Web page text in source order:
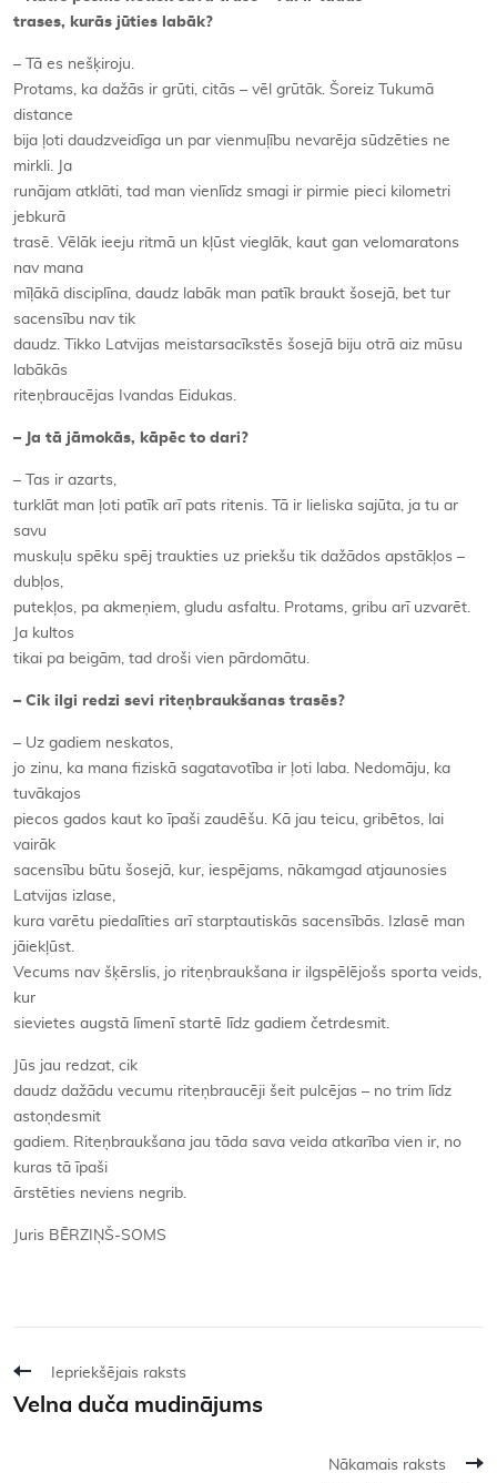
trases, kurās jūties labāk?
– Tā es nešķiroju.
Protams, ka dažās ir grūti, citās – vēl grūtāk. Šoreiz Tukumā
distance
bija ļoti daudzveidīga un par vienmuļību nevarēja sūdzēties ne
mirkli. Ja
runājam atklāti, tad man vienlīdz smagi ir pirmie pieci kilometri
jebkurā
trasē. Vēlāk ieeju ritmā un kļūst vieglāk, kaut gan velomaratons
nav mana
mīļākā disciplīna, daudz labāk man patīk braukt šosejā, bet tur
sacensību nav tik
daudz. Tikko Latvijas meistarsacīkstēs šosejā biju otrā aiz mūsu
labākās
riteņbraucējas Ivandas Eidukas.
– Ja tā jāmokās, kāpēc to dari?
– Tas ir azarts,
turklāt man ļoti patīk arī pats ritenis. Tā ir lieliska sajūta, ja tu ar
savu
muskuļu spēku spēj traukties uz priekšu tik dažādos apstākļos –
dubļos,
putekļos, pa akmeņiem, gludu asfaltu. Protams, gribu arī uzvarēt.
Ja kultos
tikai pa beigām, tad droši vien pārdomātu.
– Cik ilgi redzi sevi riteņbraukšanas trasēs?
– Uz gadiem neskatos,
jo zinu, ka mana fiziskā sagatavotība ir ļoti laba. Nedomāju, ka
tuvākajos
piecos gados kaut ko īpaši zaudēšu. Kā jau teicu, gribētos, lai
vairāk
sacensību būtu šosejā, kur, iespējams, nākamgad atjaunosies
Latvijas izlase,
kura varētu piedalīties arī starptautiskās sacensībās. Izlasē man
jāiekļūst.
Vecums nav šķērslis, jo riteņbraukšana ir ilgspēlējošs sporta veids,
kur
sievietes augstā līmenī startē līdz gadiem četrdesmit.
Jūs jau redzat, cik
daudz dažādu vecumu riteņbraucēji šeit pulcējas – no trim līdz
astoņdesmit
gadiem. Riteņbraukšana jau tāda sava veida atkarība vien ir, no
kuras tā īpaši
ārstēties neviens negrib.
Juris BĒRZIŅŠ-SOMS
Iepriekšējais raksts
Velna duča mudinājums
Nākamais raksts